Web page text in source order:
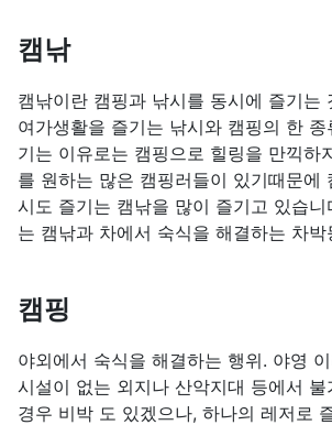
캠낚
캠낚이란 캠핑과 낚시를 동시에 즐기는
여가생활을 즐기는 낚시와 캠핑의 한
기는 이유로는 캠핑으로 힐링을 만끽하
를 원하는 많은 캠핑러들이 있기때문에
시도 즐기는 캠낚을 많이 즐기고 있습
는 캠낚과 차에서 숙식을 해결하는 차박
캠핑
야외에서 숙식을 해결하는 행위. 야영
시설이 없는 외지나 산악지대 등에서
경우 비박 도 있겠으나, 하나의 레저로